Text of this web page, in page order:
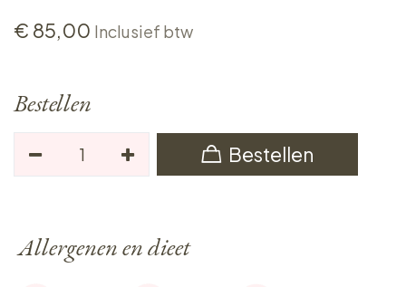
€ 85,00 Inclusief btw
Bestellen
Bestellen
Allergenen en dieet